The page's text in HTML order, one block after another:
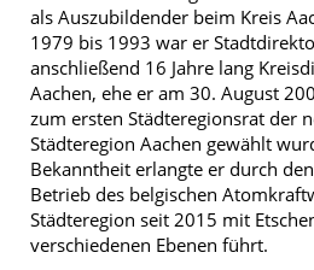
als Auszubildender beim Kreis
1979 bis 1993 war er
anschließend 16 Jahre lang
Aachen, ehe er am 30. August
zum ersten Städteregionsrat der
Städteregion Aachen gewählt
Bekanntheit erlangte er durch
Betrieb des belgischen
Städteregion seit 2015 mit
verschiedenen Ebenen führt.